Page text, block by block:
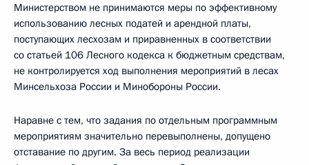
Министерством не принимаются меры по эффективному
использованию лесных податей и арендной платы,
поступающих лесхозам и приравненных в соответствии
со статьей 106 Лесного кодекса к бюджетным средствам,
не контролируется ход выполнения мероприятий в лесах
Минсельхоза России и Минобороны России.
Наравне с тем, что задания по отдельным программным
мероприятиям значительно перевыполнены, допущено
отставание по другим. За весь период реализации